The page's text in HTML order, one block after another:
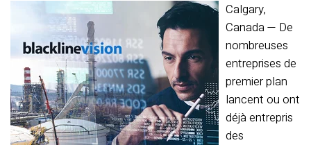
Calgary,
Canada — De
nombreuses
entreprises de
premier plan
lancent ou ont
déjà entrepris
des